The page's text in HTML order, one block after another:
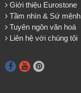
Giới thiệu Eurostone
Tầm nhìn & Sứ mệnh
Tuyên ngôn văn hoá
Liên hệ với chúng tôi